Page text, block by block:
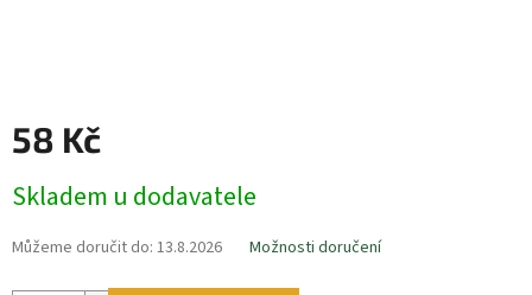
58 Kč
cena:
Skladem u dodavatele
Můžeme doručit do: 13.8.2026 Možnosti doručení